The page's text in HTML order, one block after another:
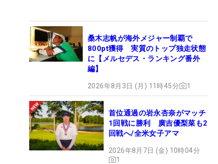
桑木志帆が海外メジャー制覇で
800pt獲得 実質のトップ独走状態
に【メルセデス・ランキング番外
編】
2026年8月3日 (月) 11時45分 1
首位通過の岩永杏奈がマッチ
1回戦に勝利 廣吉優梨菜も2
回戦へ/全米女子アマ
2026年8月7日 (金) 10時04分
1